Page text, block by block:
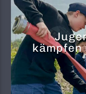
kämpfen